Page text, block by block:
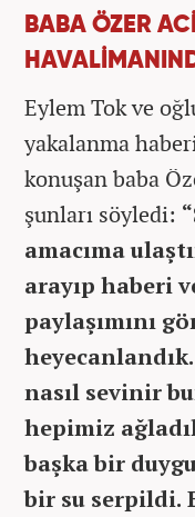
BABA ÖZER
Eylem Tok ve
yakalanma
konuşan baba
şunları söyledi:
amacıma
arayıp haberi
paylaşımını
nasıl sevinir
hepimiz
başka bir
bir su serpildi.